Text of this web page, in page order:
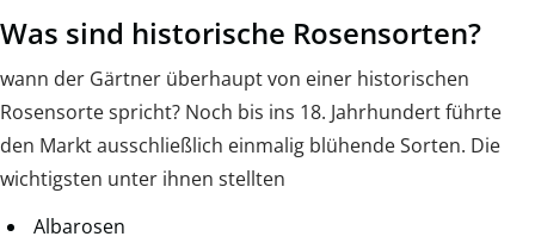
Was sind historische Rosensorten?
wann der Gärtner überhaupt von einer historischen
Rosensorte spricht? Noch bis ins 18. Jahrhundert führte
den Markt ausschließlich einmalig blühende Sorten. Die
wichtigsten unter ihnen stellten
Albarosen